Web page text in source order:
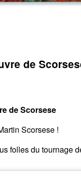
de
de Scorsese
Scorsese !
folles du tournage